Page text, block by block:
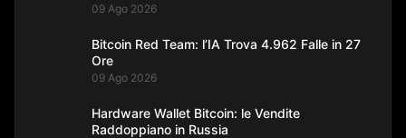
09 Ago 2026
Bitcoin Red Team: l’IA Trova 4.962 Falle in 27
Ore
09 Ago 2026
Hardware Wallet Bitcoin: le Vendite
Raddoppiano in Russia